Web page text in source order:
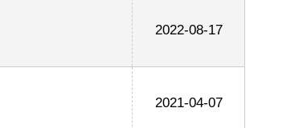
2022-08-17
2021-04-07